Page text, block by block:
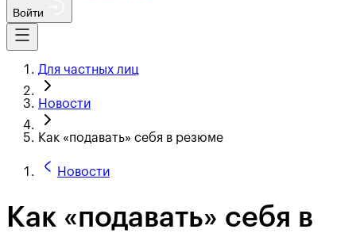
Войти
Для частных лиц
Новости
Как «подавать» себя в резюме
Новости
Как «подавать» себя в